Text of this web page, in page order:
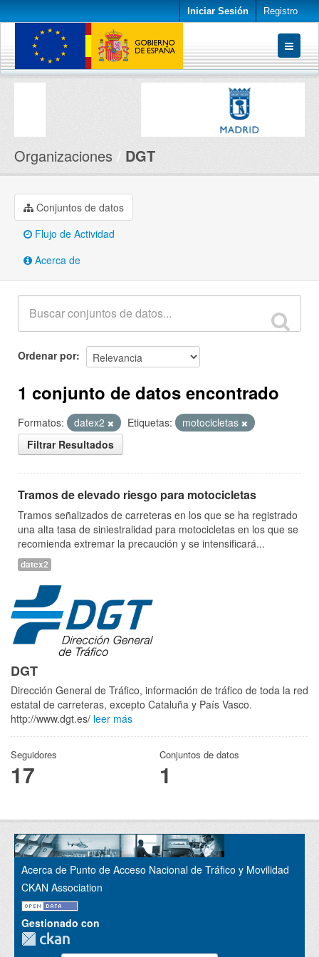
Iniciar Sesión Registro
Conjuntos de datos
Organizaciones DGT
Conjuntos de datos
Flujo de Actividad
Acerca de
Ordenar por
1 conjunto de datos encontrado
Formatos: datex2 Etiquetas:
motocicletas
Filtrar Resultados
Tramos de elevado riesgo para motocicletas
Tramos señalizados de carreteras en los que se ha registrado
una alta tasa de siniestralidad para motocicletas en los que se
recomienda extremar la precaución y se intensificará...
datex2
DGT
Dirección General de Tráfico, información de tráfico de toda la red
estatal de carreteras, excepto Cataluña y País Vasco.
http://www.dgt.es/ leer más
Seguidores
17
Conjuntos de datos
1
Acerca de Punto de Acceso Nacional de Tráfico y Movilidad
CKAN Association
Gestionado con